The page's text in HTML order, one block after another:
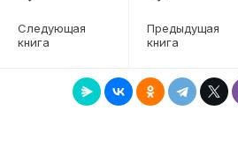
7
Следующая
книга
Предыдущая
книга